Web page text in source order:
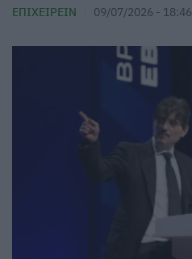
ΕΠΙΧΕΙΡΕΊΝ 09/07/2026 - 18:46